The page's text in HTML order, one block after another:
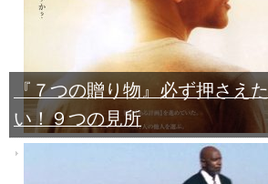
『７つの贈り物』必ず押さえた
い！９つの見所